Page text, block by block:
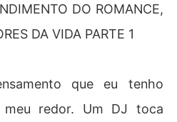
DO ROMANCE,
DA VIDA PARTE 1
que eu tenho
redor. Um DJ toca